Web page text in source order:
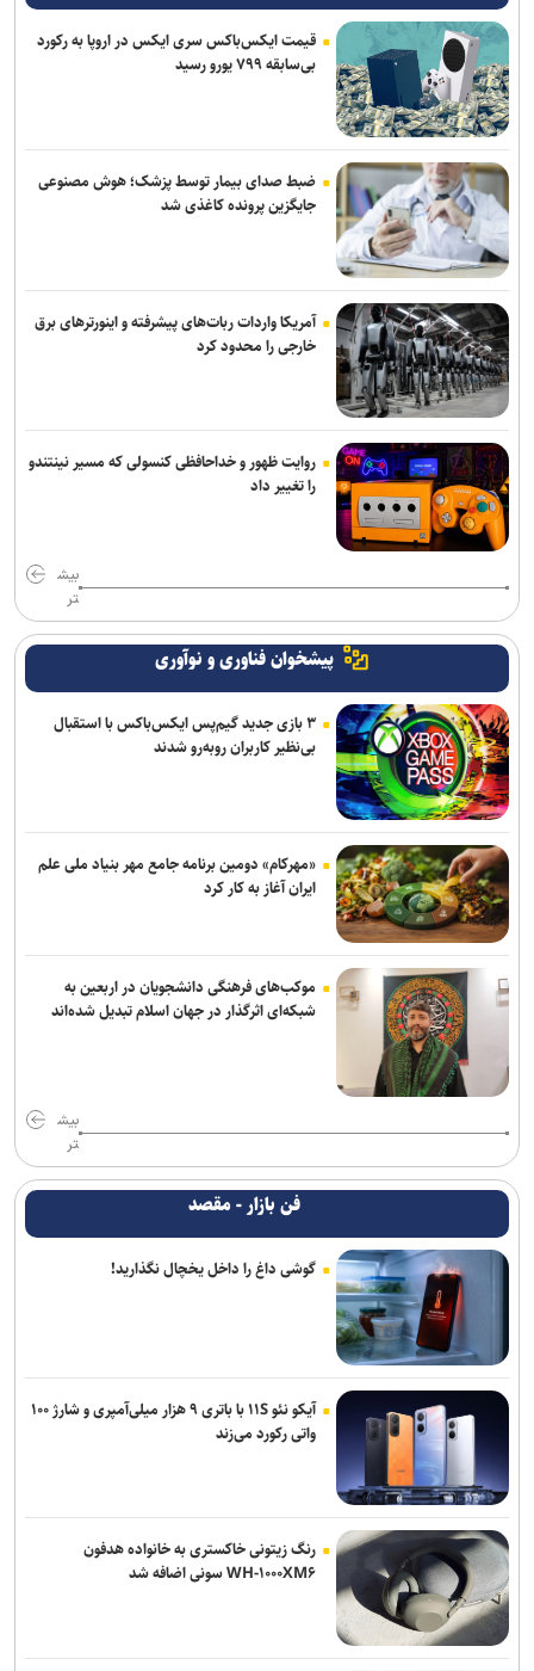
آرمان الهی بعد از جهانی باکو، به جهانی اسلواکی می‌رود/ عنوان‌دار ایرانی
جهان که قهرمان ۲ رشته آزاد و فرنگی شده بود
روزنامه‌های ورزشی چهارشنبه ۱۴ مرداد ۱۴۰۵
عالیشاه در یک قدمی گل‌گهر
رسمی؛ عالیشاه به گل‌گهر پیوست
سالاری مشاور مدیرعامل پرسپولیس شد
قیمت ایکس‌باکس سری ایکس در اروپا به رکورد
بی‌سابقه ۷۹۹ یورو رسید
ضبط صدای بیمار توسط پزشک؛ هوش مصنوعی
جایگزین پرونده کاغذی شد
آمریکا واردات ربات‌های پیشرفته و اینورترهای برق
خارجی را محدود کرد
روایت ظهور و خداحافظی کنسولی که مسیر نینتندو
را تغییر داد
بیش
تر
پیشخوان فناوری و نوآوری
۳ بازی جدید گیم‌پس ایکس‌باکس با استقبال
بی‌نظیر کاربران روبه‌رو شدند
«مهرکام» دومین برنامه جامع مهر بنیاد ملی علم
ایران آغاز به کار کرد
موکب‌های فرهنگی دانشجویان در اربعین به
شبکه‌ای اثرگذار در جهان اسلام تبدیل شده‌اند
بیش
تر
فن بازار - مقصد
گوشی داغ را داخل یخچال نگذارید!
آیکو نئو ۱۱S با باتری ۹ هزار میلی‌آمپری و شارژ ۱۰۰
واتی رکورد می‌زند
رنگ زیتونی خاکستری به خانواده هدفون
WH-۱۰۰۰XM۶ سونی اضافه شد